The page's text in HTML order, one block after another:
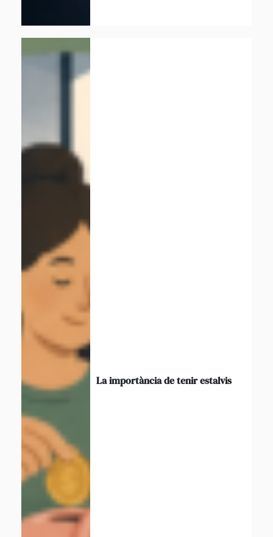
La importància de tenir estalvis